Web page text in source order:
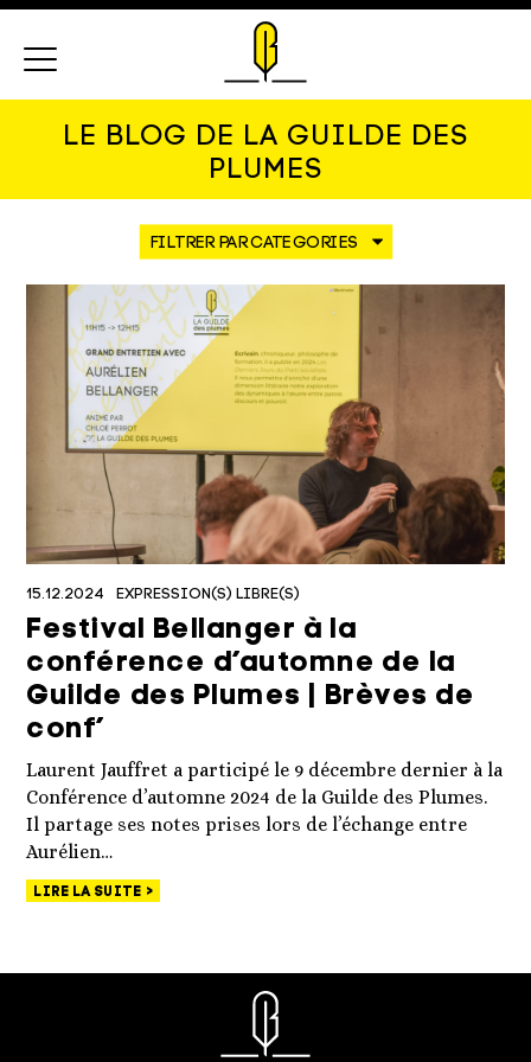
LE BLOG DE LA GUILDE DES
PLUMES
15.12.2024 EXPRESSION(S) LIBRE(S)
Festival Bellanger à la
conférence d’automne de la
Guilde des Plumes | Brèves de
conf’
Laurent Jauffret a participé le 9 décembre dernier à la
Conférence d’automne 2024 de la Guilde des Plumes.
Il partage ses notes prises lors de l’échange entre
Aurélien…
LIRE LA SUITE